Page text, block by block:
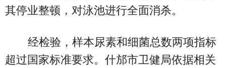
其停业整顿，对泳池进行全面消杀。
经检验，样本尿素和细菌总数两项指标
超过国家标准要求。什邡市卫健局依据相关